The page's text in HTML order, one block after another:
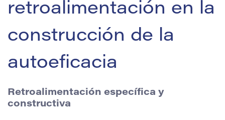
retroalimentación en la
construcción de la
autoeficacia
Retroalimentación específica y
constructiva